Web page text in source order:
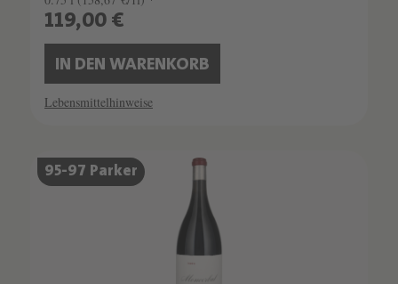
119,00 €
IN DEN WARENKORB
Lebensmittelhinweise
95-97 Parker